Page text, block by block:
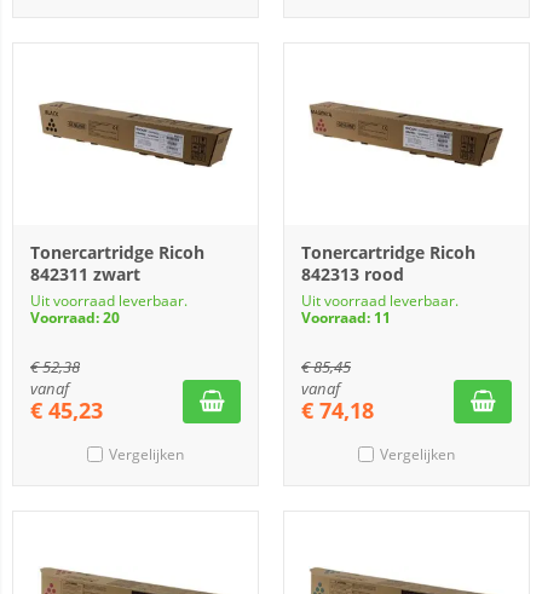
Tonercartridge Ricoh
842311 zwart
Uit voorraad leverbaar.
Voorraad: 20
€52,38
vanaf
€ 45,23
Vergelijken
Tonercartridge Ricoh
842313 rood
Uit voorraad leverbaar.
Voorraad: 11
€85,45
vanaf
€ 74,18
Vergelijken